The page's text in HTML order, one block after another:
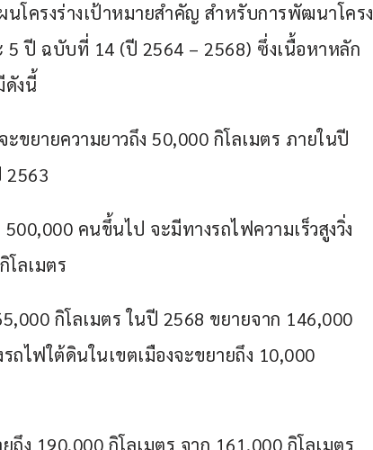
โครงร่างเป้าหมายสำคัญ สำหรับการพัฒนาโครง
ปี ฉบับที่ 14 (ปี 2564 – 2568) ซึ่งเนื้อหาหลัก
ดังนี้
ขยายความยาวถึง 50,000 กิโลเมตร ภายในปี
2563
คนขึ้นไป จะมีทางรถไฟความเร็วสูงวิ่ง
โลเมตร
กิโลเมตร ในปี 2568 ขยายจาก 146,000
ไฟใต้ดินในเขตเมืองจะขยายถึง 10,000
ง 190,000 กิโลเมตร จาก 161,000 กิโลเมตร